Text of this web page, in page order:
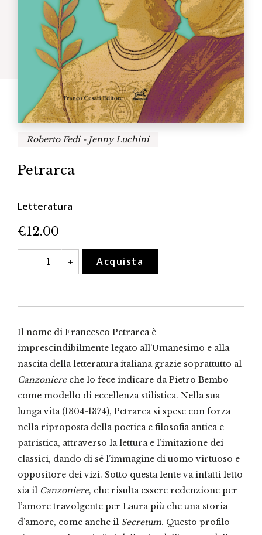
Roberto Fedi - Jenny Luchini
Petrarca
Letteratura
€12.00
-
Petrarca
quantità
+ Acquista
Il nome di Francesco Petrarca è
imprescindibilmente legato all’Umanesimo e alla
nascita della letteratura italiana grazie soprattutto al
Canzoniereche lo fece indicare da Pietro Bembo
come modello di eccellenza stilistica. Nella sua
lunga vita (1304-1374), Petrarca si spese con forza
nella riproposta della poetica e filosofia antica e
patristica, attraverso la lettura e l’imitazione dei
classici, dando di sé l’immagine di uomo virtuoso e
oppositore dei vizi. Sotto questa lente va infatti letto
sia il Canzoniere, che risulta essere redenzione per
l’amore travolgente per Laura più che una storia
d’amore, come anche il Secretum. Questo profilo